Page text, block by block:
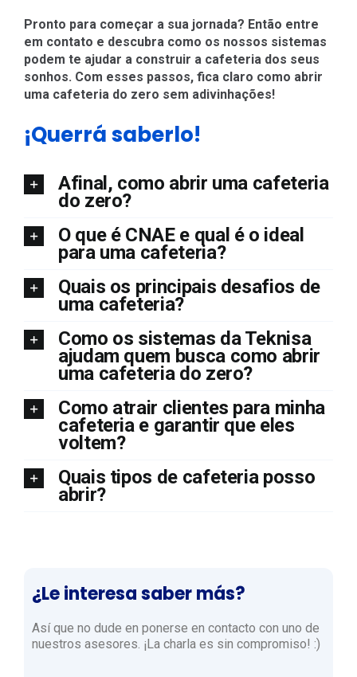
Pronto para começar a sua jornada? Então entre
em contato e descubra como os nossos sistemas
podem te ajudar a construir a cafeteria dos seus
sonhos. Com esses passos, fica claro como abrir
uma cafeteria do zero sem adivinhações!
¡Querrá saberlo!
Afinal, como abrir uma cafeteria
do zero?
O que é CNAE e qual é o ideal
para uma cafeteria?
Quais os principais desafios de
uma cafeteria?
Como os sistemas da Teknisa
ajudam quem busca como abrir
uma cafeteria do zero?
Como atrair clientes para minha
cafeteria e garantir que eles
voltem?
Quais tipos de cafeteria posso
abrir?
¿Le interesa saber más?
Así que no dude en ponerse en contacto con uno de
nuestros asesores. ¡La charla es sin compromiso! :)